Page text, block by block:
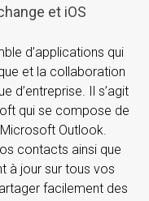
et iOS
d’applications qui
et la collaboration
d’entreprise. Il s’agit
qui se compose de
Outlook.
contacts ainsi que
à jour sur tous vos
facilement des